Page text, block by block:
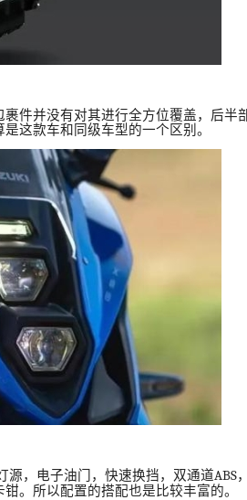
件并没有对其进行全方位覆盖，后半
这款车和同级车型的一个区别。
源，电子油门，快速换挡，双通道ABS
。所以配置的搭配也是比较丰富的。